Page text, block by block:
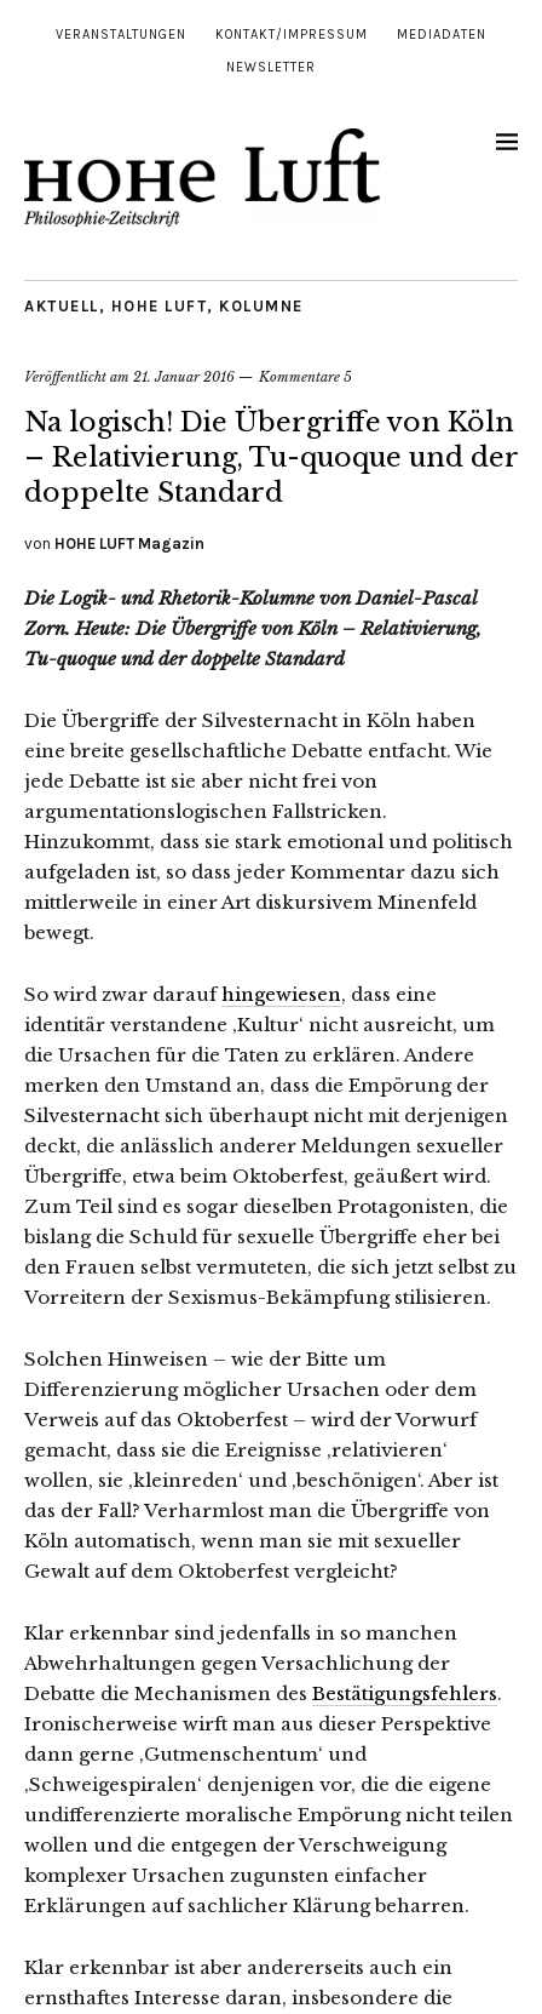
VERANSTALTUNGEN KONTAKT/IMPRESSUM MEDIADATEN
NEWSLETTER
AKTUELL , HOHE LUFT, KOLUMNE
Veröffentlicht am 21. Januar 2016 Kommentare 5
Na logisch! Die Übergriffe von Köln
– Relativierung, Tu-quoque und der
doppelte Standard
von HOHE LUFT Magazin
Die Logik- und Rhetorik-Kolumne von Daniel-Pascal
Zorn. Heute: Die Übergriffe von Köln – Relativierung,
Tu-quoque und der doppelte Standard
Die Übergriffe der Silvesternacht in Köln haben
eine breite gesellschaftliche Debatte entfacht. Wie
jede Debatte ist sie aber nicht frei von
argumentationslogischen Fallstricken.
Hinzukommt, dass sie stark emotional und politisch
aufgeladen ist, so dass jeder Kommentar dazu sich
mittlerweile in einer Art diskursivem Minenfeld
bewegt.
So wird zwar daraufhingewiesen, dass eine
identitär verstandene ‚Kultur‘ nicht ausreicht, um
die Ursachen für die Taten zu erklären. Andere
merken den Umstand an, dass die Empörung der
Silvesternacht sich überhaupt nicht mit derjenigen
deckt, die anlässlich anderer Meldungen sexueller
Übergriffe, etwa beim Oktoberfest, geäußert wird.
Zum Teil sind es sogar dieselben Protagonisten, die
bislang die Schuld für sexuelle Übergriffe eher bei
den Frauen selbst vermuteten, die sich jetzt selbst zu
Vorreitern der Sexismus-Bekämpfung stilisieren.
Solchen Hinweisen – wie der Bitte um
Differenzierung möglicher Ursachen oder dem
Verweis auf das Oktoberfest – wird der Vorwurf
gemacht, dass sie die Ereignisse ‚relativieren‘
wollen, sie ‚kleinreden‘ und ‚beschönigen‘. Aber ist
das der Fall? Verharmlost man die Übergriffe von
Köln automatisch, wenn man sie mit sexueller
Gewalt auf dem Oktoberfest vergleicht?
Klar erkennbar sind jedenfalls in so manchen
Abwehrhaltungen gegen Versachlichung der
Debatte die Mechanismen des Bestätigungsfehlers.
Ironischerweise wirft man aus dieser Perspektive
dann gerne ‚Gutmenschentum‘ und
‚Schweigespiralen‘ denjenigen vor, die die eigene
undifferenzierte moralische Empörung nicht teilen
wollen und die entgegen der Verschweigung
komplexer Ursachen zugunsten einfacher
Erklärungen auf sachlicher Klärung beharren.
Klar erkennbar ist aber andererseits auch ein
ernsthaftes Interesse daran, insbesondere die